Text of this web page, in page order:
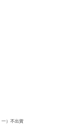
一）不出貨